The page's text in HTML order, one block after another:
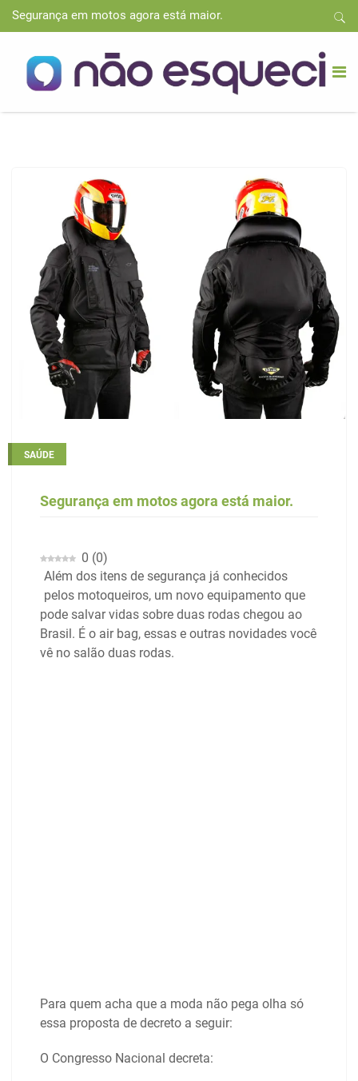
Segurança em motos agora está maior.
SAÚDE
Segurança em motos agora está maior.
0 (0)
Além dos itens de segurança já conhecidos
pelos motoqueiros, um novo equipamento que
pode salvar vidas sobre duas rodas chegou ao
Brasil. É o air bag, essas e outras novidades você
vê no salão duas rodas.
Para quem acha que a moda não pega olha só
essa proposta de decreto a seguir:
O Congresso Nacional decreta: